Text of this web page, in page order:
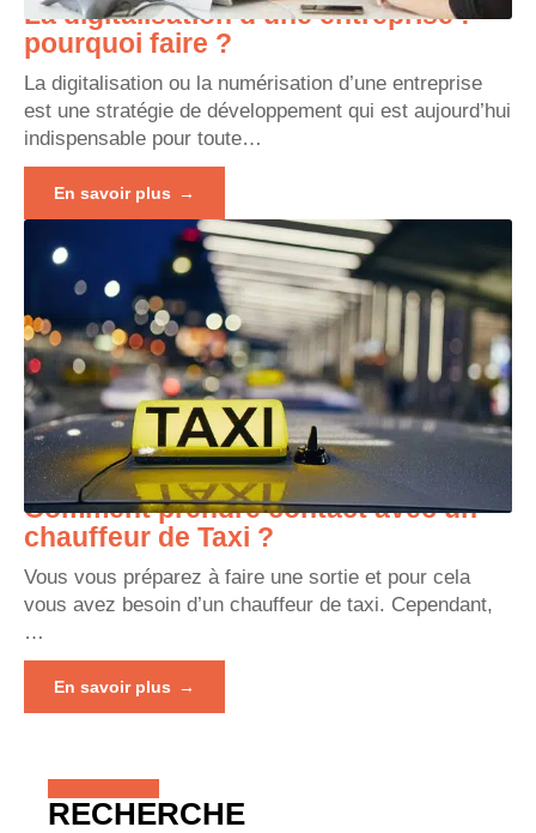
La digitalisation d’une entreprise :
pourquoi faire ?
La digitalisation ou la numérisation d’une entreprise
est une stratégie de développement qui est aujourd’hui
indispensable pour toute…
En savoir plus
Comment prendre contact avec un
chauffeur de Taxi ?
Vous vous préparez à faire une sortie et pour cela
vous avez besoin d’un chauffeur de taxi. Cependant,
…
En savoir plus
RECHERCHE